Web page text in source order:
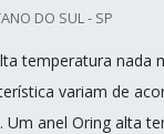
DO SUL - SP
temperatura nada
variam de
Um anel Oring alta